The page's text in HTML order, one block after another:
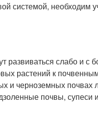
системой, необходим
развиваться слабо и с
растений к
и черноземных почвах
почвы, супеси